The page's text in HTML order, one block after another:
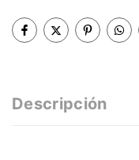
Descripción